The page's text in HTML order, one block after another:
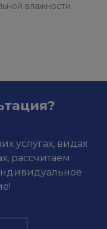
влажности
услугах, видах
рассчитаем